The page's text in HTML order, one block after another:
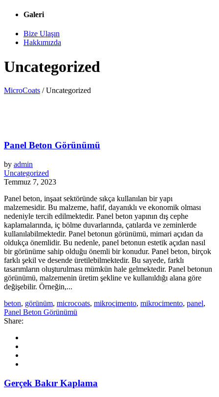
Galeri
Bize Ulaşın
Hakkımızda
Uncategorized
MicroCoats /Uncategorized
Panel Beton Görünümü
by admin
Uncategorized
Temmuz 7, 2023
Panel beton, inşaat sektöründe sıkça kullanılan bir yapı
malzemesidir. Bu malzeme, hafif, dayanıklı ve ekonomik olması
nedeniyle tercih edilmektedir. Panel beton yapının dış cephe
kaplamalarında, iç bölme duvarlarında, çatılarda ve zeminlerde
kullanılabilmektedir. Panel betonun görünümü, mimari açıdan da
oldukça önemlidir. Bu nedenle, panel betonun estetik açıdan nasıl
bir görünüme sahip olduğu önemli bir konudur. Panel beton, birçok
farklı şekil ve desende üretilebilmektedir. Bu sayede, farklı
tasarımların oluşturulması mümkün hale gelmektedir. Panel betonun
görünümü, malzemenin üretim şekline ve kullanıldığı alana göre
değişebilir. Örneğin,...
beton, görünüm, microcoats, mikroçimento, mikrocimento, panel,
Panel Beton Görünümü
Share:
Gerçek Bakır Kaplama